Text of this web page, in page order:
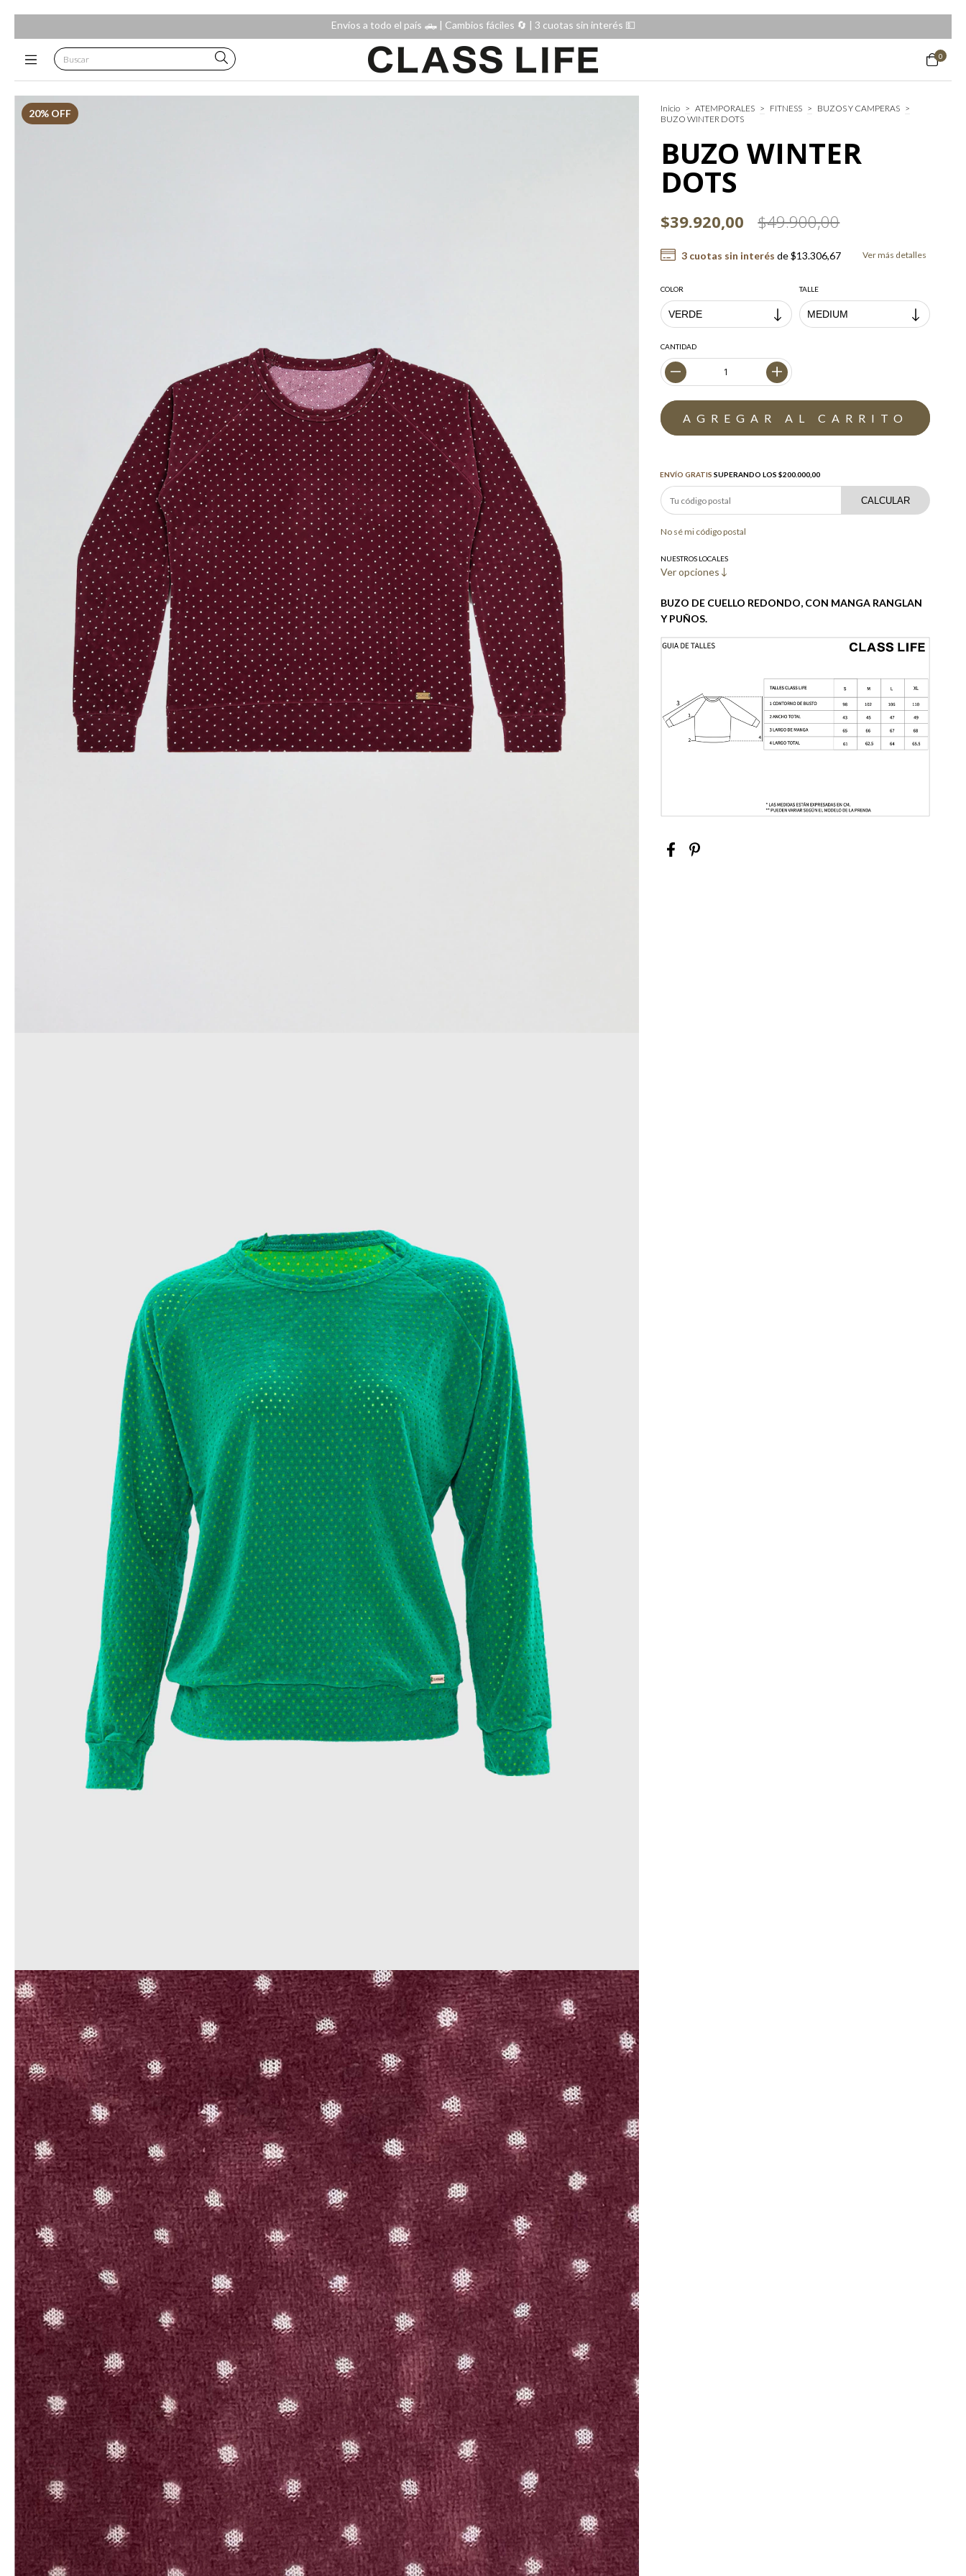
Envíos a todo el país 🛻 | Cambios fáciles 🔄️ | 3 cuotas sin interés 💵
0
20% OFF Inicio > ATEMPORALES > FITNESS > BUZOS Y CAMPERAS >
BUZO WINTER DOTS
BUZO WINTER
DOTS
$39.920,00 $49.900,00
3 cuotas sin interés de$13.306,67 Ver más detalles
COLOR TALLE
CANTIDAD
ENVÍO GRATIS SUPERANDO LOS$200.000,00
CALCULAR
No sé mi código postal
NUESTROS LOCALES
Ver opciones
BUZO DE CUELLO REDONDO, CON MANGA RANGLAN
Y PUÑOS.